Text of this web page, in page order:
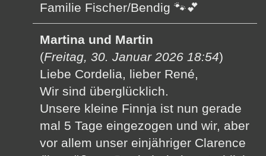
Familie Fischer/Bendig 🐾💕
Martina und Martin
(Freitag, 30. Januar 2026 18:54)
Liebe Cordelia, lieber René,
Wir sind überglücklich.
Unsere kleine Finnja ist nun gerade
mal 5 Tage eingezogen und wir, aber
vor allem unser einjähriger Clarence